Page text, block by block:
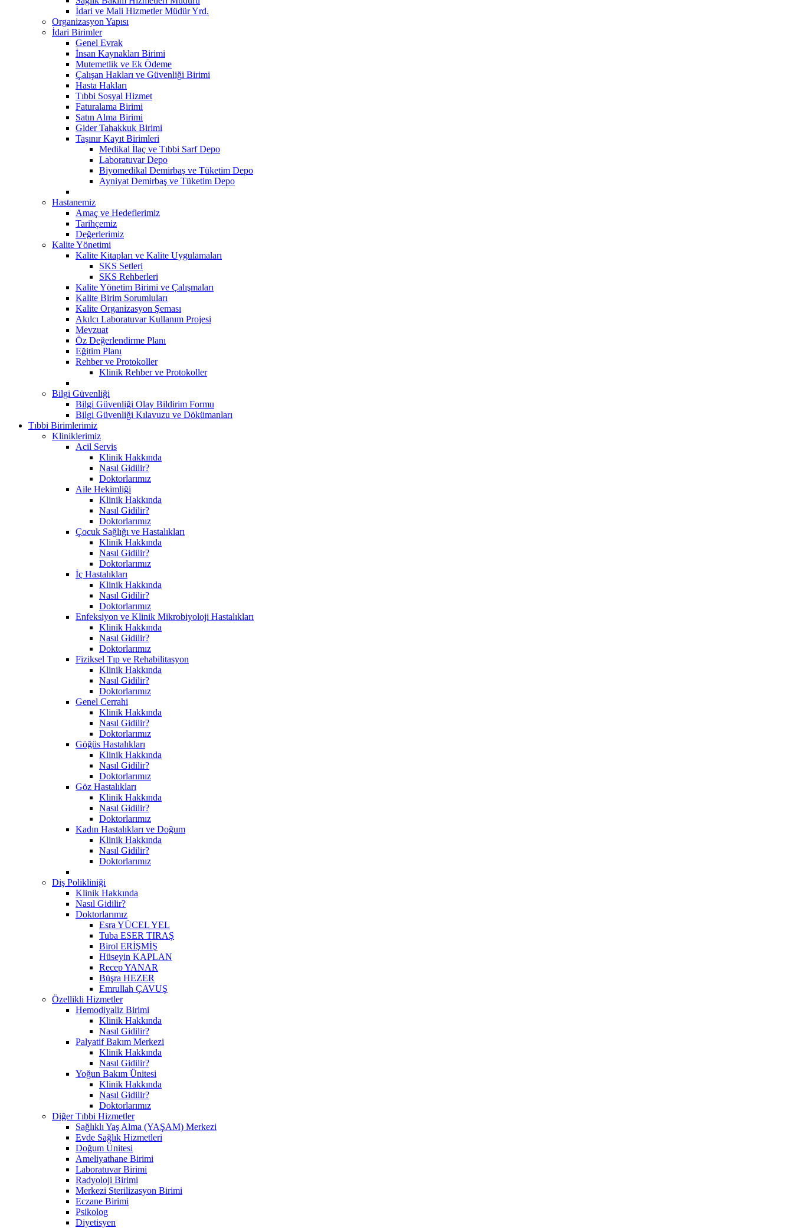
İdari ve Mali Hizmetler Müdür Yrd.
Organizasyon Yapısı
İdari Birimler
Genel Evrak
İnsan Kaynakları Birimi
Mutemetlik ve Ek Ödeme
Çalışan Hakları ve Güvenliği Birimi
Hasta Hakları
Tıbbi Sosyal Hizmet
Faturalama Birimi
Satın Alma Birimi
Gider Tahakkuk Birimi
Taşınır Kayıt Birimleri
Medikal İlaç ve Tıbbi Sarf Depo
Laboratuvar Depo
Biyomedikal Demirbaş ve Tüketim Depo
Ayniyat Demirbaş ve Tüketim Depo
Hastanemiz
Amaç ve Hedeflerimiz
Tarihçemiz
Değerlerimiz
Kalite Yönetimi
Kalite Kitapları ve Kalite Uygulamaları
SKS Setleri
SKS Rehberleri
Kalite Yönetim Birimi ve Çalışmaları
Kalite Birim Sorumluları
Kalite Organizasyon Şeması
Akılcı Laboratuvar Kullanım Projesi
Mevzuat
Öz Değerlendirme Planı
Eğitim Planı
Rehber ve Protokoller
Klinik Rehber ve Protokoller
Bilgi Güvenliği
Bilgi Güvenliği Olay Bildirim Formu
Bilgi Güvenliği Kılavuzu ve Dökümanları
Tıbbi Birimlerimiz
Kliniklerimiz
Acil Servis
Klinik Hakkında
Nasıl Gidilir?
Doktorlarımız
Aile Hekimliği
Klinik Hakkında
Nasıl Gidilir?
Doktorlarımız
Çocuk Sağlığı ve Hastalıkları
Klinik Hakkında
Nasıl Gidilir?
Doktorlarımız
İç Hastalıkları
Klinik Hakkında
Nasıl Gidilir?
Doktorlarımız
Enfeksiyon ve Klinik Mikrobiyoloji Hastalıkları
Klinik Hakkında
Nasıl Gidilir?
Doktorlarımız
Fiziksel Tıp ve Rehabilitasyon
Klinik Hakkında
Nasıl Gidilir?
Doktorlarımız
Genel Cerrahi
Klinik Hakkında
Nasıl Gidilir?
Doktorlarımız
Göğüs Hastalıkları
Klinik Hakkında
Nasıl Gidilir?
Doktorlarımız
Göz Hastalıkları
Klinik Hakkında
Nasıl Gidilir?
Doktorlarımız
Kadın Hastalıkları ve Doğum
Klinik Hakkında
Nasıl Gidilir?
Doktorlarımız
Diş Polikliniği
Klinik Hakkında
Nasıl Gidilir?
Doktorlarımız
Esra YÜCEL YEL
Tuba ESER TIRAŞ
Birol ERİŞMİŞ
Hüseyin KAPLAN
Recep YANAR
Büşra HEZER
Emrullah ÇAVUŞ
Özellikli Hizmetler
Hemodiyaliz Birimi
Klinik Hakkında
Nasıl Gidilir?
Palyatif Bakım Merkezi
Klinik Hakkında
Nasıl Gidilir?
Yoğun Bakım Ünitesi
Klinik Hakkında
Nasıl Gidilir?
Doktorlarımız
Diğer Tıbbi Hizmetler
Sağlıklı Yaş Alma (YAŞAM) Merkezi
Evde Sağlık Hizmetleri
Doğum Ünitesi
Ameliyathane Birimi
Laboratuvar Birimi
Radyoloji Birimi
Merkezi Sterilizasyon Birimi
Eczane Birimi
Psikolog
Diyetisyen